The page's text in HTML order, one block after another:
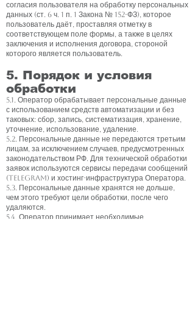
согласия пользователя на обработку персональных
данных (ст. 6 ч. 1 п. 1 Закона № 152-ФЗ), которое
пользователь даёт, проставляя отметку в
соответствующем поле формы, а также в целях
заключения и исполнения договора, стороной
которого является пользователь.
5. Порядок и условия
обработки
5.1. Оператор обрабатывает персональные данные
с использованием средств автоматизации и без
таковых: сбор, запись, систематизация, хранение,
уточнение, использование, удаление.
5.2. Персональные данные не передаются третьим
лицам, за исключением случаев, предусмотренных
законодательством РФ. Для технической обработки
заявок используются сервисы передачи сообщений
(Telegram) и хостинг-инфраструктура Оператора.
5.3. Персональные данные хранятся не дольше,
чем этого требуют цели обработки, после чего
удаляются.
5.4. Оператор принимает необходимые